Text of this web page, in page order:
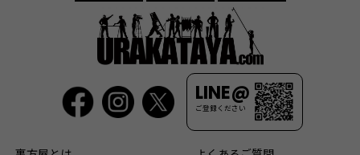
LINE@
ご登録ください